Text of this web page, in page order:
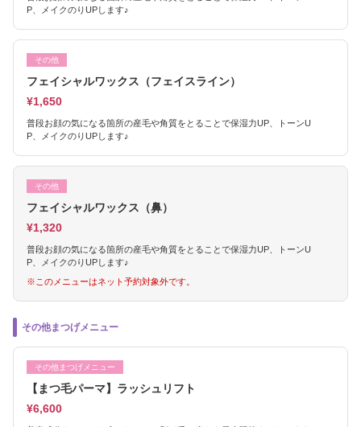
P、メイクのりUPします♪
その他
フェイシャルワックス（フェイスライン）
¥1,650
普段お顔の気になる箇所の産毛や角質をとることで保湿力UP、トーンU
P、メイクのりUPします♪
その他
フェイシャルワックス（鼻）
¥1,320
普段お顔の気になる箇所の産毛や角質をとることで保湿力UP、トーンU
P、メイクのりUPします♪
※このメニューはネット予約対象外です。
その他まつげメニュー
その他まつげメニュー
【まつ毛パーマ】ラッシュリフト
¥6,600